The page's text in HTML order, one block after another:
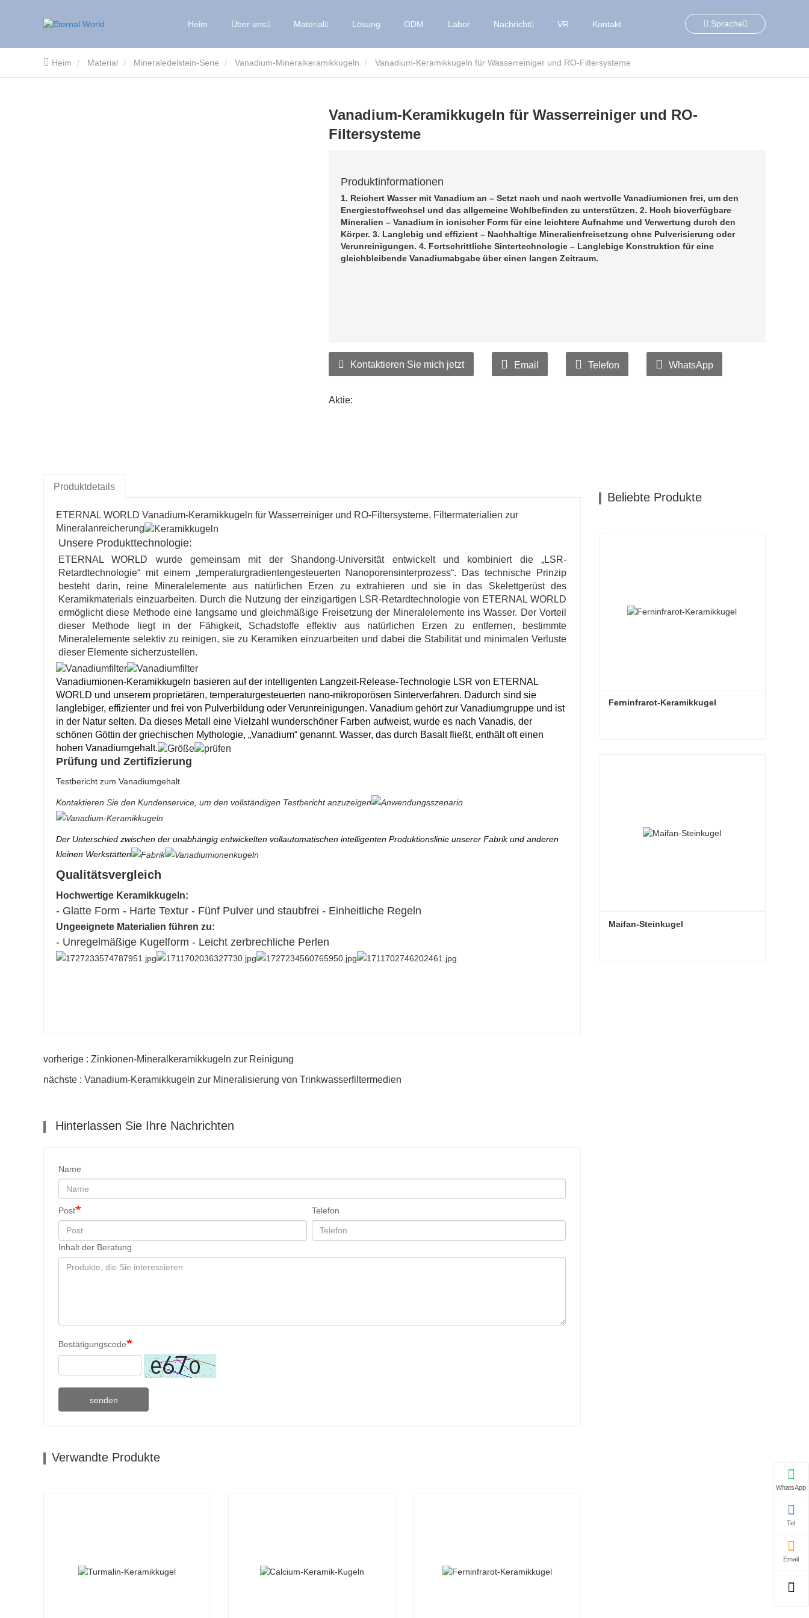
Heim Über uns Material Lösung ODM Labor Nachricht VR Kontakt Sprache
WhatsApp
Tel
Email
Heim Material Mineraledelstein-Serie Vanadium-Mineralkeramikkugeln Vanadium-Keramikkugeln für Wasserreiniger und RO-Filtersysteme
Vanadium-Keramikkugeln für Wasserreiniger und RO-
Filtersysteme
Produktinformationen
1. Reichert Wasser mit Vanadium an – Setzt nach und nach wertvolle Vanadiumionen frei, um den
Energiestoffwechsel und das allgemeine Wohlbefinden zu unterstützen. 2. Hoch bioverfügbare
Mineralien – Vanadium in ionischer Form für eine leichtere Aufnahme und Verwertung durch den
Körper. 3. Langlebig und effizient – ​​Nachhaltige Mineralienfreisetzung ohne Pulverisierung oder
Verunreinigungen. 4. Fortschrittliche Sintertechnologie – Langlebige Konstruktion für eine
gleichbleibende Vanadiumabgabe über einen langen Zeitraum.
Kontaktieren Sie mich jetzt Email Telefon WhatsApp
Aktie:
Produktdetails
ETERNAL WORLD Vanadium-Keramikkugeln für Wasserreiniger und RO-Filtersysteme, Filtermaterialien zur
Mineralanreicherung
Unsere Produkttechnologie:
ETERNAL WORLD wurde gemeinsam mit der Shandong-Universität entwickelt und kombiniert die „LSR-
Retardtechnologie“ mit einem „temperaturgradientengesteuerten Nanoporensinterprozess“. Das technische Prinzip
besteht darin, reine Mineralelemente aus natürlichen Erzen zu extrahieren und sie in das Skelettgerüst des
Keramikmaterials einzuarbeiten. Durch die Nutzung der einzigartigen LSR-Retardtechnologie von ETERNAL WORLD
ermöglicht diese Methode eine langsame und gleichmäßige Freisetzung der Mineralelemente ins Wasser. Der Vorteil
dieser Methode liegt in der Fähigkeit, Schadstoffe effektiv aus natürlichen Erzen zu entfernen, bestimmte
Mineralelemente selektiv zu reinigen, sie zu Keramiken einzuarbeiten und dabei die Stabilität und minimalen Verluste
dieser Elemente sicherzustellen.
Vanadiumionen-Keramikkugeln basieren auf der intelligenten Langzeit-Release-Technologie LSR von ETERNAL
WORLD und unserem proprietären, temperaturgesteuerten nano-mikroporösen Sinterverfahren. Dadurch sind sie
langlebiger, effizienter und frei von Pulverbildung oder Verunreinigungen. Vanadium gehört zur Vanadiumgruppe und ist
in der Natur selten. Da dieses Metall eine Vielzahl wunderschöner Farben aufweist, wurde es nach Vanadis, der
schönen Göttin der griechischen Mythologie, „Vanadium“ genannt. Wasser, das durch Basalt fließt, enthält oft einen
hohen Vanadiumgehalt.
Prüfung und Zertifizierung
Testbericht zum Vanadiumgehalt
Kontaktieren Sie den Kundenservice, um den vollständigen Testbericht anzuzeigen
Der Unterschied zwischen der unabhängig entwickelten vollautomatischen intelligenten Produktionslinie unserer Fabrik und anderen
kleinen Werkstätten
Qualitätsvergleich
Hochwertige Keramikkugeln:
- Glatte Form - Harte Textur - Fünf Pulver und staubfrei - Einheitliche Regeln
Ungeeignete Materialien führen zu:
- Unregelmäßige Kugelform - Leicht zerbrechliche Perlen
vorherige : Zinkionen-Mineralkeramikkugeln zur Reinigung
nächste : Vanadium-Keramikkugeln zur Mineralisierung von Trinkwasserfiltermedien
Hinterlassen Sie Ihre Nachrichten
Name
Post Telefon
Inhalt der Beratung
Bestätigungscode
senden
Verwandte Produkte
Beliebte Produkte
Ferninfrarot-Keramikkugel
Maifan-Steinkugel